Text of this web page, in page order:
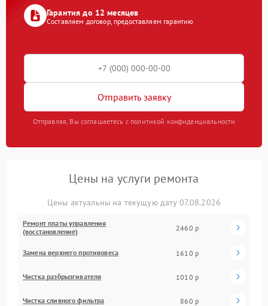
Гарантия до 12 месяцев
Составляем договор, предоставляем гарантию
Отправить заявку
Отправляя, Вы соглашаетесь с политикой конфиденциальности
Цены на услуги ремонта
Цены актуальны на текущую дату 07.08.2026
Ремонт платы управления
(восстановление)
2460 р
Замена верхнего противовеса 1610 р
Чистка разбрызгивателя 1010 р
Чистка сливного фильтра 860 р